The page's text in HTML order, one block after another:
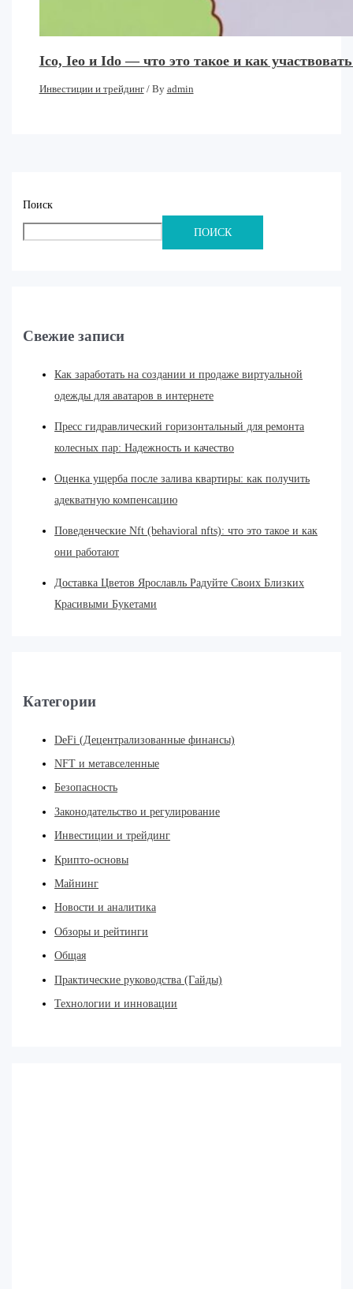
Ico, Ieo и Ido — что это такое и как участвовать
Инвестиции и трейдинг/ By admin
Поиск
ПОИСК
Свежие записи
Как заработать на создании и продаже виртуальной
одежды для аватаров в интернете
Пресс гидравлический горизонтальный для ремонта
колесных пар: Надежность и качество
Оценка ущерба после залива квартиры: как получить
адекватную компенсацию
Поведенческие Nft (behavioral nfts): что это такое и как
они работают
Доставка Цветов Ярославль Радуйте Своих Близких
Красивыми Букетами
Категории
DeFi (Децентрализованные финансы)
NFT и метавселенные
Безопасность
Законодательство и регулирование
Инвестиции и трейдинг
Крипто-основы
Майнинг
Новости и аналитика
Обзоры и рейтинги
Общая
Практические руководства (Гайды)
Технологии и инновации